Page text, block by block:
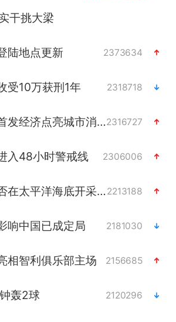
干挑大梁
陆地点更新 2373634
受10万获刑1年 2318718
以“新”破局 首发经济点亮城市消费活力2316727
入48小时警戒线 2306006
中方回应是否在太平洋海底开采稀土2213188
响中国已成定局 2181030
相智利俱乐部主场 2156685
轰2球 2120296